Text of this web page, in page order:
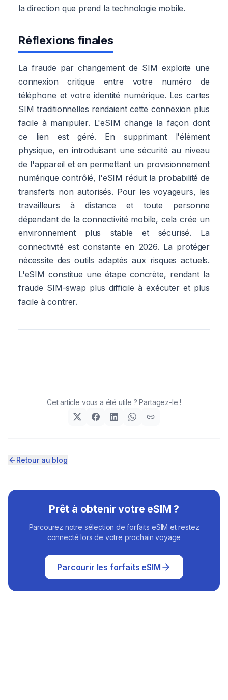
la direction que prend la technologie mobile.
Réflexions finales
La fraude par changement de SIM exploite une
connexion critique entre votre numéro de
téléphone et votre identité numérique. Les cartes
SIM traditionnelles rendaient cette connexion plus
facile à manipuler. L'eSIM change la façon dont
ce lien est géré. En supprimant l'élément
physique, en introduisant une sécurité au niveau
de l'appareil et en permettant un provisionnement
numérique contrôlé, l'eSIM réduit la probabilité de
transferts non autorisés. Pour les voyageurs, les
travailleurs à distance et toute personne
dépendant de la connectivité mobile, cela crée un
environnement plus stable et sécurisé. La
connectivité est constante en 2026. La protéger
nécessite des outils adaptés aux risques actuels.
L'eSIM constitue une étape concrète, rendant la
fraude SIM-swap plus difficile à exécuter et plus
facile à contrer.
Cet article vous a été utile ? Partagez-le !
Retour au blog
Prêt à obtenir votre eSIM ?
Parcourez notre sélection de forfaits eSIM et restez
connecté lors de votre prochain voyage
Parcourir les forfaits eSIM